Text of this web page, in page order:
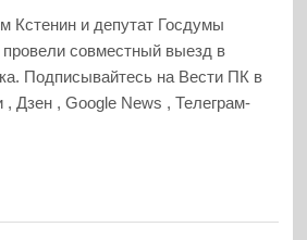
Кстенин и депутат Госдумы
совместный выезд в
Подписывайтесь на Вести ПК в
Дзен , Google News , Телеграм-